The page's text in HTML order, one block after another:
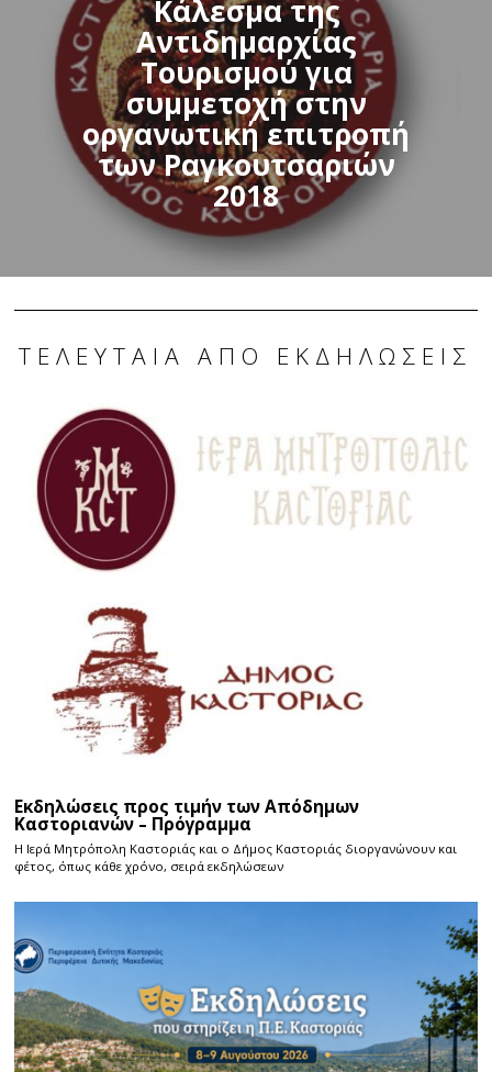
Κάλεσμα της
Αντιδημαρχίας
Τουρισμού για
συμμετοχή στην
οργανωτική επιτροπή
των Ραγκουτσαριών
2018
ΤΕΛΕΥΤΑΊΑ ΑΠΌ ΕΚΔΗΛΏΣΕΙΣ
Εκδηλώσεις προς τιμήν των Απόδημων
Καστοριανών – Πρόγραμμα
Η Ιερά Μητρόπολη Καστοριάς και ο Δήμος Καστοριάς διοργανώνουν και
φέτος, όπως κάθε χρόνο, σειρά εκδηλώσεων